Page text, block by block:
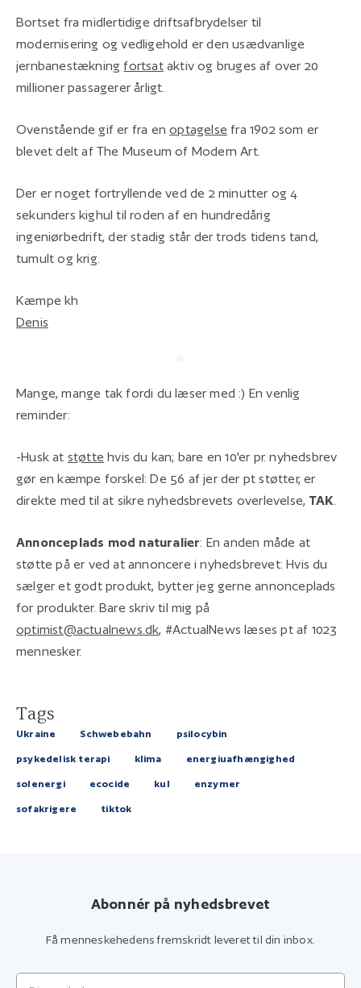
Bortset fra midlertidige driftsafbrydelser til
modernisering og vedligehold er den usædvanlige
jernbanestækningfortsataktiv og bruges af over 20
millioner passagerer årligt.
Ovenstående gif er fra enoptagelse fra 1902 som er
blevet delt af The Museum of Modern Art.
Der er noget fortryllende ved de 2 minutter og 4
sekunders kighul til roden af en hundredårig
ingeniørbedrift, der stadig står der trods tidens tand,
tumult og krig.
Kæmpe kh
Denis
Mange, mange tak fordi du læser med :) En venlig
reminder:
-Husk at støtte hvis du kan; bare en 10'er pr. nyhedsbrev
gør en kæmpe forskel: De 56 af jer der pt støtter, er
direkte med til at sikre nyhedsbrevets overlevelse, TAK.
Annonceplads mod naturalier: En anden måde at
støtte på er ved at annoncere i nyhedsbrevet: Hvis du
sælger et godt produkt, bytter jeg gerne annonceplads
for produkter. Bare skriv til mig på
optimist@actualnews.dk, #ActualNews læses pt af 1023
mennesker.
Tags
Ukraine Schwebebahn psilocybin
psykedelisk terapi klima energiuafhængighed
solenergi ecocide kul enzymer
sofakrigere tiktok
Abonnér på nyhedsbrevet
Få menneskehedens fremskridt leveret til din inbox.
Din mailadresse